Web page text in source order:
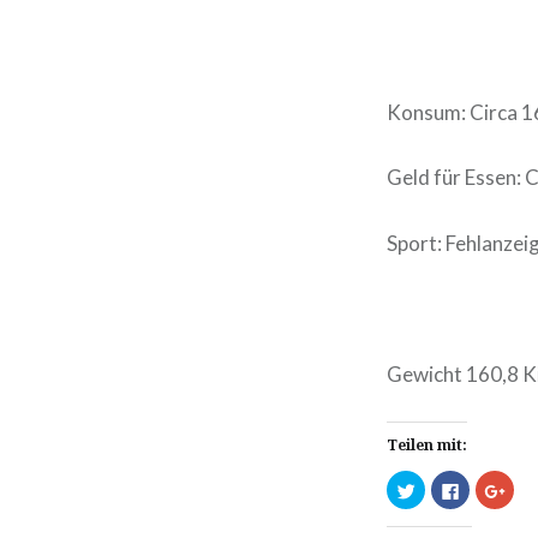
Konsum: Circa
Geld für Essen:
Sport:
Gewicht 160,8
Teilen mit:
Klick,
um
über
Twitter
Klick,
um
Facebook
Zum
Teilen